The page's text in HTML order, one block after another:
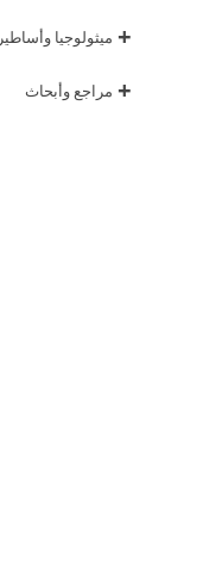
+ ميثولوجيا وأساطير
+ مراجع وأبحاث